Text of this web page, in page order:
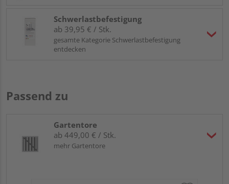
Schwerlastbefestigung
ab 39,95 € / Stk.
gesamte Kategorie Schwerlastbefestigung
entdecken
Passend zu
Gartentore
ab 449,00 € / Stk.
mehr Gartentore